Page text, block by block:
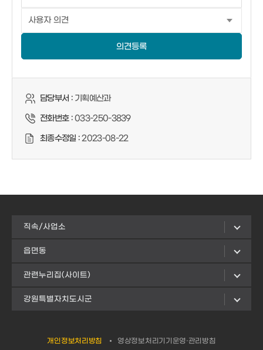
의견등록
담당부서 :기획예산과
전화번호 :033-250-3839
최종수정일 :2023-08-22
직속/사업소
읍면동
관련누리집(사이트)
강원특별자치도시군
개인정보처리방침
영상정보처리기기운영·관리방침